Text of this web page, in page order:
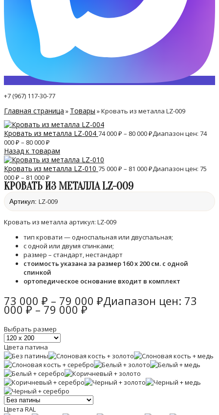
+7 (967) 117-30-77
Главная страница » Товары »Кровать из металла LZ-009
Кровать из металла LZ-004 74 000₽ – 80 000₽Диапазон цен: 74
000 ₽ – 80 000 ₽
Назад к товарам
Кровать из металла LZ-010 75 000₽ – 81 000₽Диапазон цен: 75
000 ₽ – 81 000 ₽
КРОВАТЬ ИЗ МЕТАЛЛА LZ-009
Артикул: LZ-009
Кровать из металла артикул: LZ-009
тип кровати — односпальная или двуспальная;
с одной или двумя спинками;
размер – стандарт, нестандарт
стоимость указана за размер 160 х 200 см. с одной
спинкой
ортопедическое основание входит в комплект
73 000 ₽ – 79 000 ₽Диапазон цен: 73
000 ₽ – 79 000 ₽
Выбрать размер
Цвета патина
Цвета RAL